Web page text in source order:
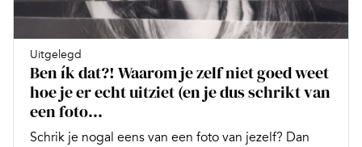
Uitgelegd
Ben ík dat?! Waarom je zelf niet goed weet
hoe je er echt uitziet (en je dus schrikt van
een foto...
Schrik je nogal eens van een foto van jezelf? Dan